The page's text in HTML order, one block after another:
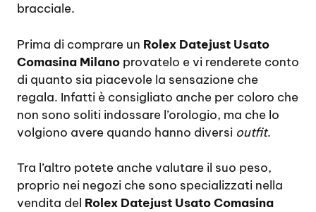
bracciale.
Prima di comprare un Rolex Datejust Usato
Comasina Milano provatelo e vi renderete conto
di quanto sia piacevole la sensazione che
regala. Infatti è consigliato anche per coloro che
non sono soliti indossare l’orologio, ma che lo
volgiono avere quando hanno diversi outfit.
Tra l’altro potete anche valutare il suo peso,
proprio nei negozi che sono specializzati nella
vendita del Rolex Datejust Usato Comasina